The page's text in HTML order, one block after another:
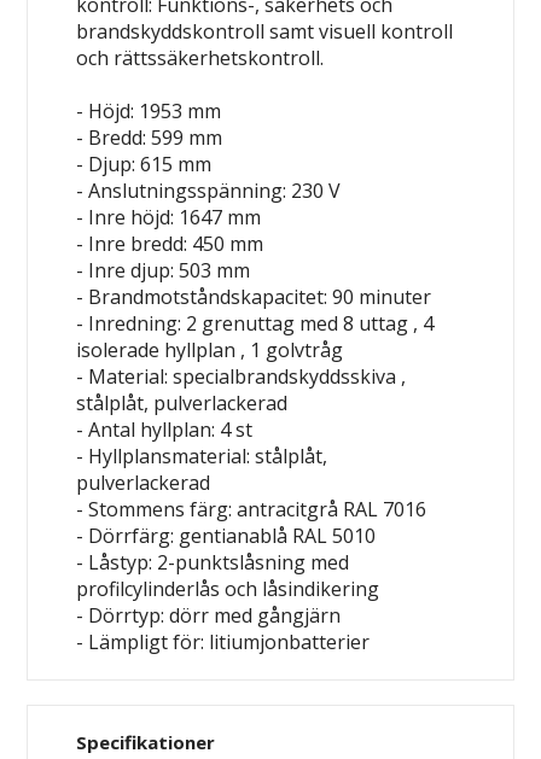
brandskyddskontroll samt visuell kontroll
och rättssäkerhetskontroll.
- Höjd: 1953 mm
- Bredd: 599 mm
- Djup: 615 mm
- Anslutningsspänning: 230 V
- Inre höjd: 1647 mm
- Inre bredd: 450 mm
- Inre djup: 503 mm
- Brandmotståndskapacitet: 90 minuter
- Inredning: 2 grenuttag med 8 uttag , 4
isolerade hyllplan , 1 golvtråg
- Material: specialbrandskyddsskiva ,
stålplåt, pulverlackerad
- Antal hyllplan: 4 st
- Hyllplansmaterial: stålplåt,
pulverlackerad
- Stommens färg: antracitgrå RAL 7016
- Dörrfärg: gentianablå RAL 5010
- Låstyp: 2-punktslåsning med
profilcylinderlås och låsindikering
- Dörrtyp: dörr med gångjärn
- Lämpligt för: litiumjonbatterier
Specifikationer